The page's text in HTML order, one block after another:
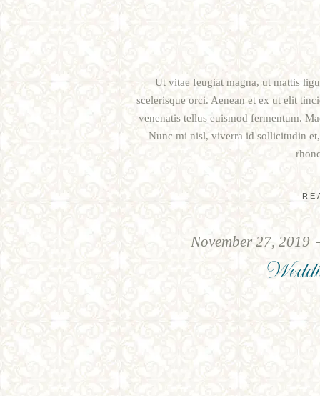
Ut vitae feugiat magna, ut mattis
scelerisque orci. Aenean et ex ut elit
venenatis tellus euismod fermentum.
Nunc mi nisl, viverra id sollicitudin
November 27, 2019